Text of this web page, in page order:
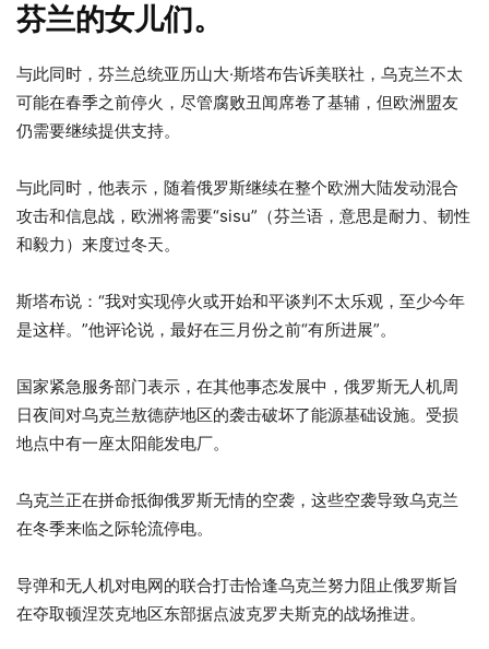
芬兰的女儿们。
与此同时，芬兰总统亚历山大·斯塔布告诉美联社，乌克兰不太
可能在春季之前停火，尽管腐败丑闻席卷了基辅，但欧洲盟友
仍需要继续提供支持。
与此同时，他表示，随着俄罗斯继续在整个欧洲大陆发动混合
攻击和信息战，欧洲将需要“sisu”（芬兰语，意思是耐力、韧性
和毅力）来度过冬天。
斯塔布说：“我对实现停火或开始和平谈判不太乐观，至少今年
是这样。”他评论说，最好在三月份之前“有所进展”。
国家紧急服务部门表示，在其他事态发展中，俄罗斯无人机周
日夜间对乌克兰敖德萨地区的袭击破坏了能源基础设施。受损
地点中有一座太阳能发电厂。
乌克兰正在拼命抵御俄罗斯无情的空袭，这些空袭导致乌克兰
在冬季来临之际轮流停电。
导弹和​​无人机对电网的联合打击恰逢乌克兰努力阻止俄罗斯旨
在夺取顿涅茨克地区东部据点波克罗夫斯克的战场推进。